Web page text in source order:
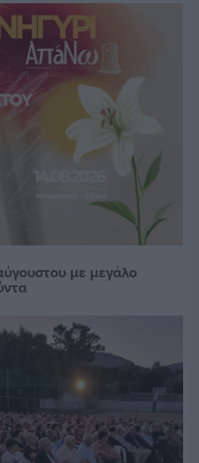
με μεγάλο